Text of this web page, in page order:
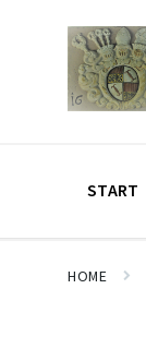
navigation
START
HOME